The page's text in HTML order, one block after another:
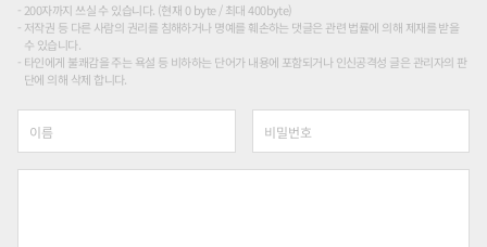
200자까지 쓰실 수 있습니다. (현재 0 byte / 최대 400byte)
저작권 등 다른 사람의 권리를 침해하거나 명예를 훼손하는 댓글은 관련 법률에 의해 제재를 받을
수 있습니다.
타인에게 불쾌감을 주는 욕설 등 비하하는 단어가 내용에 포함되거나 인신공격성 글은 관리자의 판
단에 의해 삭제 합니다.